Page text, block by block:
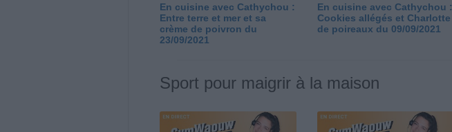
En cuisine avec Cathychou :
Entre terre et mer et sa
crème de poivron du
23/09/2021
En cuisine avec Cathychou :
Cookies allégés et Charlotte
de poireaux du 09/09/2021
Sport pour maigrir à la maison